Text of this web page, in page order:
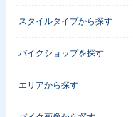
スタイルタイプから探す
バイクショップを探す
エリアから探す